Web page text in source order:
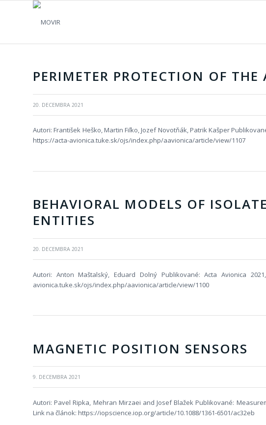
PERIMETER PROTECTION OF THE
20. DECEMBRA 2021
Autori: František Heško, Martin Fiľko, Jozef Novotňák, Patrik Kašper
https://acta-avionica.tuke.sk/ojs/index.php/aavionica/article/view/1107
BEHAVIORAL MODELS OF
ENTITIES
20. DECEMBRA 2021
Autori: Anton Maštalský, Eduard Dolný Publikované: Acta Avionica
avionica.tuke.sk/ojs/index.php/aavionica/article/view/1100
MAGNETIC POSITION SENSORS
9. DECEMBRA 2021
Autori: Pavel Ripka, Mehran Mirzaei and Josef Blažek Publikované:
Link na článok: https://iopscience.iop.org/article/10.1088/1361-6501/ac32eb